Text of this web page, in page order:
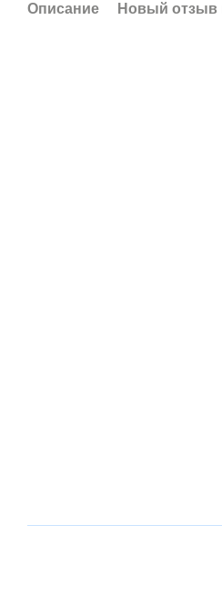
Описание Новый отзыв